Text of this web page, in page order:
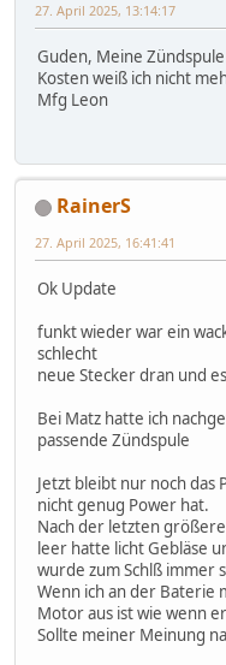
27. April 2025, 13:14:17
Guden, Meine
Kosten weiß ich nicht
Mfg Leon
RainerS
27. April 2025, 16:41:41
Ok Update
funkt wieder war ein
schlecht
neue Stecker dran und
Bei Matz hatte ich
passende Zündspule
Jetzt bleibt nur noch das
nicht genug Power hat.
Nach der letzten
leer hatte licht Gebläse
wurde zum Schlß immer
Wenn ich an der Baterie
Motor aus ist wie wenn
Sollte meiner Meinung